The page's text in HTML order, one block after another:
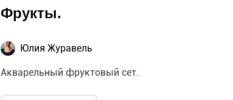
Фрукты.
Юлия Журавель
Акварельный фруктовый сет.